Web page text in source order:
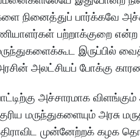
நினைத்துப் பார்க்கவே
பற்றாக்குறை என்ற
இருப்பில்
அரசின் அலட்சியப் போக்கு
அச்சாரமாக
மருந்துகளையும் அரசு
முன்னேற்றக் கழக